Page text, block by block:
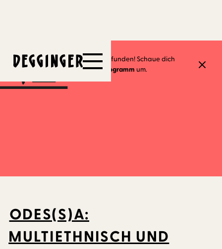
Dieses Event hat schon stattgefunden! Schaue dich
gerne in unseremaktuellen Programm um.
4.7.2023
ODES(S)A:
MULTIETHNISCH UND